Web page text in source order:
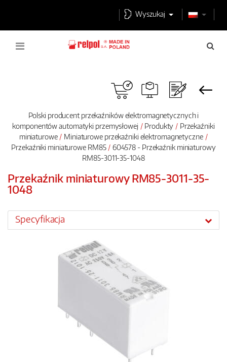
Wyszukaj
Polski producent przekaźników elektromagnetycznych i
komponentów automatyki przemysłowej
Produkty
Przekaźniki
miniaturowe
Miniaturowe przekaźniki elektromagnetyczne
Przekaźniki miniaturowe RM85
604578 - Przekaźnik miniaturowy
RM85-3011-35-1048
Przekaźnik miniaturowy RM85-3011-35-
1048
Specyfikacja